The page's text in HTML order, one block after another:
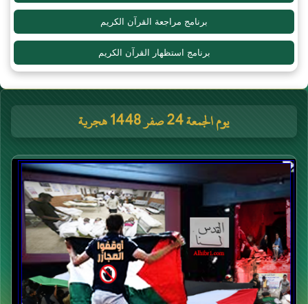
برنامج مراجعة القرآن الكريم
برنامج استظهار القرآن الكريم
يوم الجمعة 24 صفر 1448 هجرية